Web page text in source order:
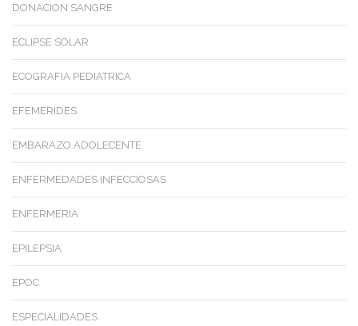
DONACION SANGRE
ECLIPSE SOLAR
ECOGRAFIA PEDIATRICA
EFEMERIDES
EMBARAZO ADOLECENTE
ENFERMEDADES INFECCIOSAS
ENFERMERIA
EPILEPSIA
EPOC
ESPECIALIDADES